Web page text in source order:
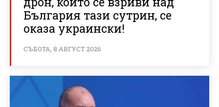
България тази сутрин, се
оказа украински!
СЪБОТА, 8 АВГУСТ 2026